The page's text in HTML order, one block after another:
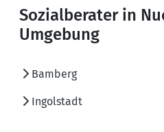
Sozialberater in
Umgebung
Bamberg
Ingolstadt